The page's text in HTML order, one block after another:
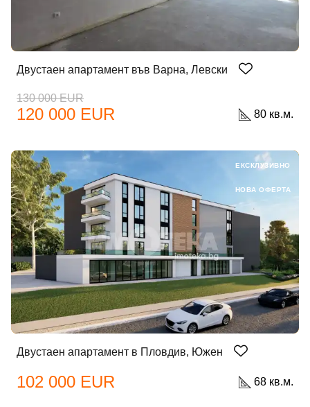
Двустаен апартамент във Варна, Левски
130 000 EUR
120 000 EUR 80 кв.м.
Двустаен апартамент в Пловдив, Южен
102 000 EUR 68 кв.м.
ЕКСКЛУЗИВНО
НОВА ОФЕРТА